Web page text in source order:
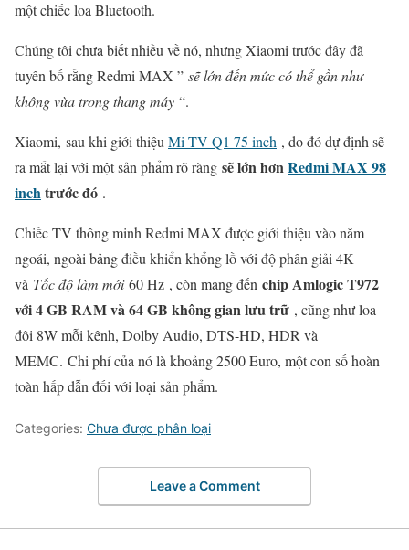
một chiếc loa Bluetooth.
Chúng tôi chưa biết nhiều về nó, nhưng Xiaomi trước đây đã
tuyên bố rằng Redmi MAX ” sẽ lớn đến mức có thể gần như
không vừa trong thang máy “.
Xiaomi, sau khi giới thiệu Mi TV Q1 75 inch , do đó dự định sẽ
ra mắt lại với một sản phẩm rõ ràng sẽ lớn hơnRedmi MAX 98
inchtrước đó .
Chiếc TV thông minh Redmi MAX được giới thiệu vào năm
ngoái, ngoài bảng điều khiển khổng lồ với độ phân giải 4K
và Tốc độ làm mới60 Hz , còn mang đến chip Amlogic T972
với 4 GB RAM và 64 GB không gian lưu trữ , cũng như loa
đôi 8W mỗi kênh, Dolby Audio, DTS-HD, HDR và ​​
MEMC. Chi phí của nó là khoảng 2500 Euro, một con số hoàn
toàn hấp dẫn đối với loại sản phẩm.
Categories: Chưa được phân loại
Leave a Comment